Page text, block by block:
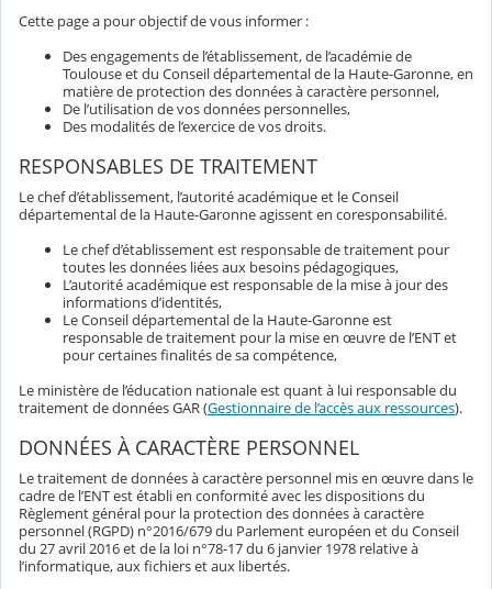
Cette page a pour objectif de vous informer :
Des engagements de l’établissement, de l’académie de
Toulouse et du Conseil départemental de la Haute-Garonne, en
matière de protection des données à caractère personnel,
De l’utilisation de vos données personnelles,
Des modalités de l’exercice de vos droits.
RESPONSABLES DE TRAITEMENT
Le chef d’établissement, l’autorité académique et le Conseil
départemental de la Haute-Garonne agissent en coresponsabilité.
Le chef d’établissement est responsable de traitement pour
toutes les données liées aux besoins pédagogiques,
L’autorité académique est responsable de la mise à jour des
informations d’identités,
Le Conseil départemental de la Haute-Garonne est
responsable de traitement pour la mise en œuvre de l’ENT et
pour certaines finalités de sa compétence,
Le ministère de l’éducation nationale est quant à lui responsable du
traitement de données GAR (Gestionnaire de l’accès aux ressources).
DONNÉES À CARACTÈRE PERSONNEL
Le traitement de données à caractère personnel mis en œuvre dans le
cadre de l’ENT est établi en conformité avec les dispositions du
Règlement général pour la protection des données à caractère
personnel (RGPD) n°2016/679 du Parlement européen et du Conseil
du 27 avril 2016 et de la loi n°78-17 du 6 janvier 1978 relative à
l’informatique, aux fichiers et aux libertés.